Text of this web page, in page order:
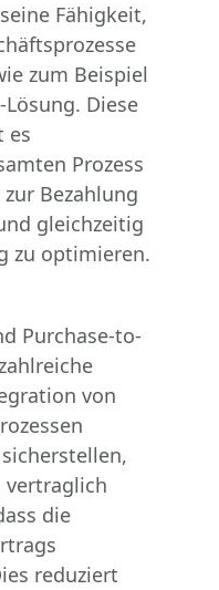
Fähigkeit,
zum Beispiel
Diese
es
Prozess
Bezahlung
gleichzeitig
zu optimieren.
Purchase-to-
von
vertraglich
die
reduziert